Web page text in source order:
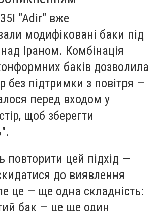
35I "Adir" вже
модифіковані баки під
Іраном. Комбінація
баків дозволила
без підтримки з повітря —
перед входом у
щоб зберегти
повторити цей підхід —
до виявлення
це — ще одна складність:
бак — це ще один